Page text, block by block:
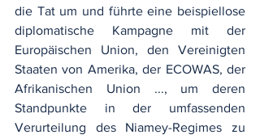
die Tat um und führte eine beispiellose
diplomatische Kampagne mit der
Europäischen Union, den Vereinigten
Staaten von Amerika, der ECOWAS, der
Afrikanischen Union ..., um deren
Standpunkte in der umfassenden
Verurteilung des Niamey-Regimes zu